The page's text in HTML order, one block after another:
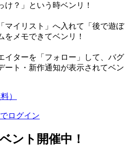
け？」という時ベンリ！
マイリスト」へ入れて「後で遊ぼ
をメモできてベンリ！
イターを「フォロー」して、バグ
ート・新作通知が表示されてベン
）
ログイン
ント開催中！